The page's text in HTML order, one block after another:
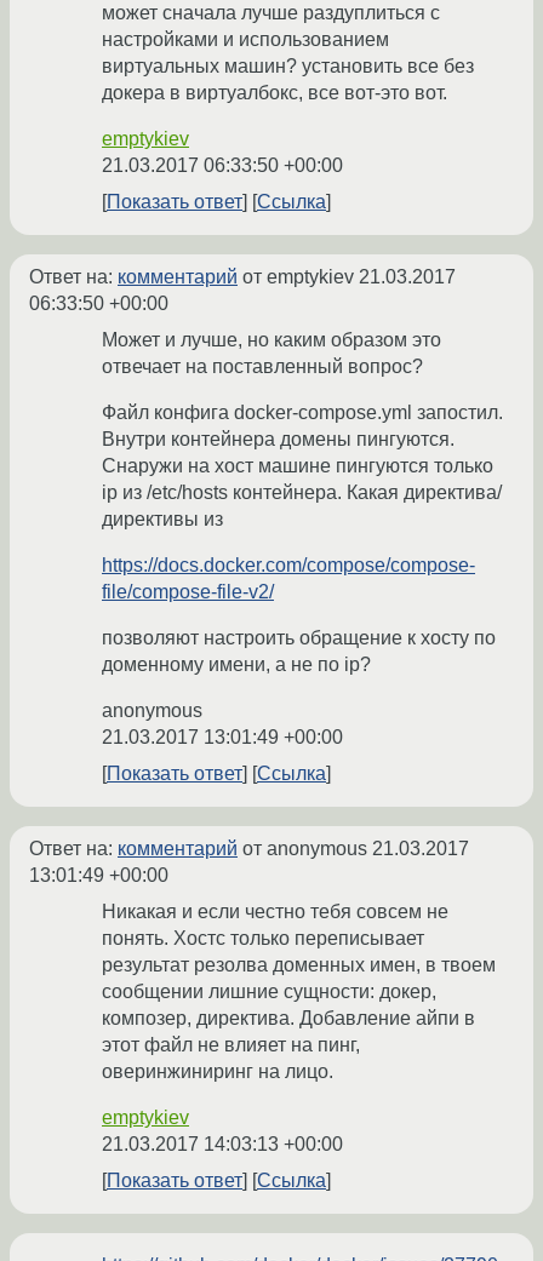
может сначала лучше раздуплиться с
настройками и использованием
виртуальных машин? установить все без
докера в виртуалбокс, все вот-это вот.
emptykiev
21.03.2017 06:33:50 +00:00
Показать ответ
Ссылка
Ответ на: комментарий от emptykiev 21.03.2017
06:33:50 +00:00
Может и лучше, но каким образом это
отвечает на поставленный вопрос?
Файл конфига docker-compose.yml запостил.
Внутри контейнера домены пингуются.
Снаружи на хост машине пингуются только
ip из /etc/hosts контейнера. Какая директива/
директивы из
https://docs.docker.com/compose/compose-
file/compose-file-v2/
позволяют настроить обращение к хосту по
доменному имени, а не по ip?
anonymous
21.03.2017 13:01:49 +00:00
Показать ответ
Ссылка
Ответ на: комментарий от anonymous 21.03.2017
13:01:49 +00:00
Никакая и если честно тебя совсем не
понять. Хостс только переписывает
результат резолва доменных имен, в твоем
сообщении лишние сущности: докер,
композер, директива. Добавление айпи в
этот файл не влияет на пинг,
оверинжиниринг на лицо.
emptykiev
21.03.2017 14:03:13 +00:00
Показать ответ
Ссылка